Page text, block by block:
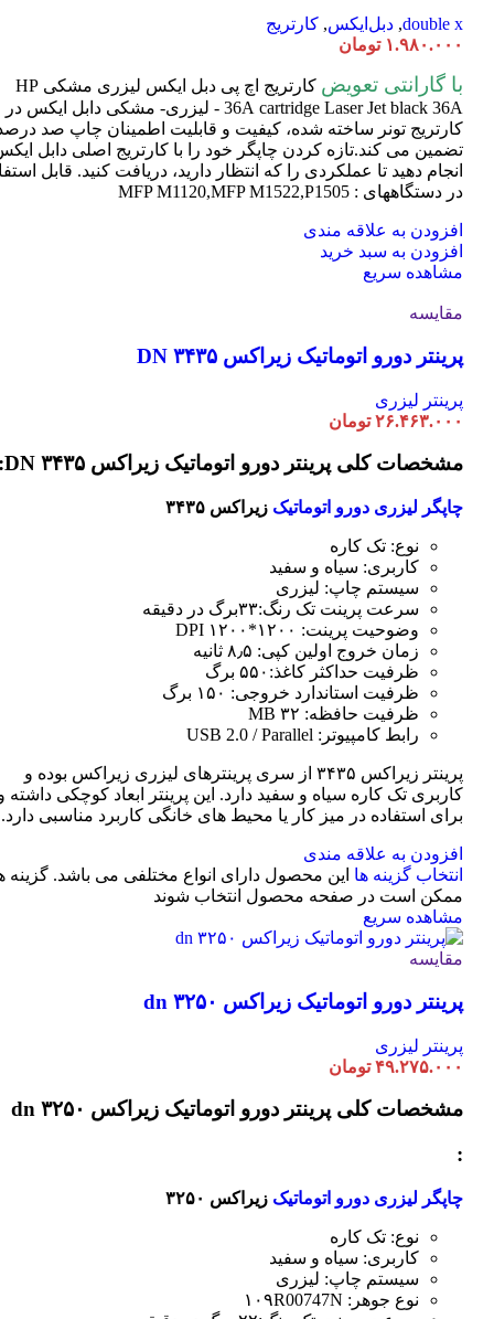
double x
, دبل‌ایکس, کارتریج
۱.۹۸۰.۰۰۰ تومان
با گارانتی تعویض
کارتریج اچ پی دبل ایکس لیزری مشکی HP
36A cartridge Laser
Jet black 36A - لیزری- مشکی دابل ایکس در
کارتریج تونر ساخته شده، کیفیت و قابلیت اطمینان چاپ صد
تضمین می کند.تازه کردن چاپگر خود را با کارتریج اصلی دابل
انجام دهید تا عملکردی را که انتظار دارید، دریافت کنید. قابل
در دستگاههای : MFP M1120,MFP M1522,P1505
افزودن به علاقه مندی
افزودن به سبد خرید
مشاهده سریع
مقایسه
پرینتر دورو اتوماتیک زیراکس DN ۳۴۳۵
پرینتر لیزری
۲۶.۴۶۳.۰۰۰ تومان
مشخصات کلی پرینتر دورو اتوماتیک زیراکس DN ۳۴۳۵:
چاپگر لیزری دورو اتوماتیک زیراکس ۳۴۳۵
نوع: تک کاره
کاربری: سیاه و سفید
سیستم چاپ: لیزری
سرعت پرینت تک رنگ:۳۳برگ در دقیقه
وضوحیت پرینت: ۱۲۰۰*۱۲۰۰ DPI
زمان خروج اولین کپی: ۸٫۵ ثانیه
ظرفیت حداکثر کاغذ:۵۵۰ برگ
ظرفیت استاندارد خروجی: ۱۵۰ برگ
ظرفیت حافظه: ۳۲ MB
رابط کامپیوتر: USB 2.0 / Parallel
پرینتر زیراکس ۳۴۳۵ از سری پرینترهای لیزری زیراکس بوده و
کاربری تک کاره سیاه و سفید دارد. این پرینتر ابعاد کوچکی داشته
برای استفاده در میز کار یا محیط های خانگی کاربرد مناسبی دارد.
افزودن به علاقه مندی
انتخاب گزینه ها این محصول دارای انواع مختلفی می باشد. گزینه
ممکن است در صفحه محصول انتخاب شوند
مشاهده سریع
مقایسه
پرینتر دورو اتوماتیک زیراکس dn ۳۲۵۰
پرینتر لیزری
۴۹.۲۷۵.۰۰۰ تومان
مشخصات کلی پرینتر دورو اتوماتیک زیراکس dn ۳۲۵۰
:
چاپگر لیزری دورو اتوماتیک زیراکس ۳۲۵۰
نوع: تک کاره
کاربری: سیاه و سفید
سیستم چاپ: لیزری
نوع جوهر: ۱۰۹R00747N